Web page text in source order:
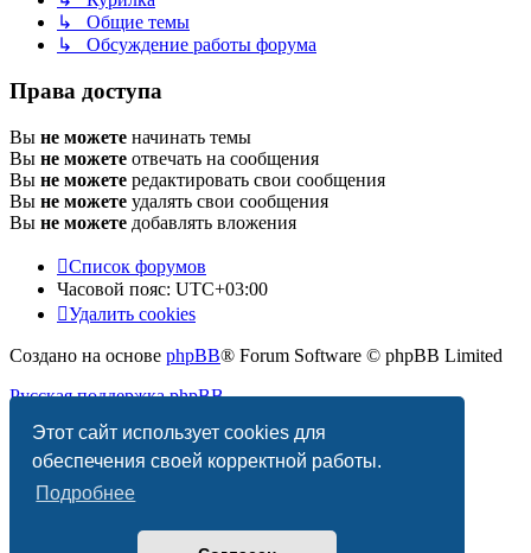
Этот сайт использует cookies для
обеспечения своей корректной работы.
Подробнее
↳ Общие темы
↳ Обсуждение работы форума
Права доступа
Вы не можете начинать темы
Вы не можете отвечать на сообщения
Вы не можете редактировать свои сообщения
Вы не можете удалять свои сообщения
Вы не можете добавлять вложения
Список форумов
Часовой пояс: UTC+03:00
Удалить cookies
Создано на основе phpBB® Forum Software © phpBB Limited
Русская поддержка phpBB
Конфиденциальность |Правила